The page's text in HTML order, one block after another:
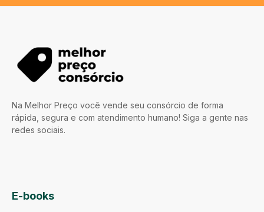
Na Melhor Preço você vende seu consórcio de forma
rápida, segura e com atendimento humano! Siga a gente nas
redes sociais.
E-books